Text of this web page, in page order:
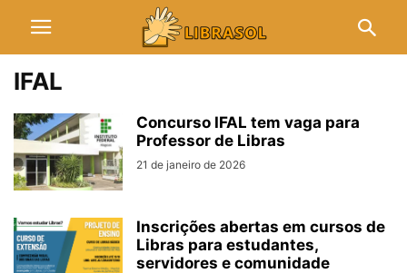
IFAL
Concurso IFAL tem vaga para
Professor de Libras
21 de janeiro de 2026
Inscrições abertas em cursos de
Libras para estudantes,
servidores e comunidade